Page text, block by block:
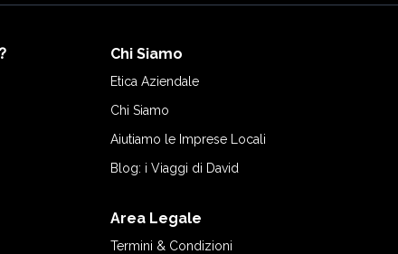
Chi Siamo
Etica Aziendale
Chi Siamo
Aiutiamo le Imprese Locali
Blog: i Viaggi di David
Area Legale
Termini & Condizioni